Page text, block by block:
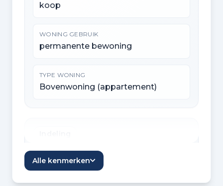
koop
WONING GEBRUIK
permanente bewoning
TYPE WONING
Bovenwoning (appartement)
KAMERS
3 kamers
Alle kenmerken